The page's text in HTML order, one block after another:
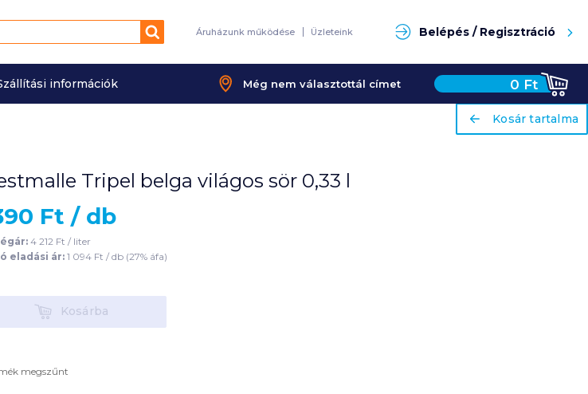
Keresés Áruházunk működése Üzleteink Belépés / Regisztráció
információk Még nem választottál címet 0 Ft
ariaLabel
Kosár tartalma
Tripel belga világos sör 0,33 l
Ft / db
4 212 Ft / liter
eladási ár:1 094 Ft / db (27% áfa)
KosárbaKosárba
megszűnt